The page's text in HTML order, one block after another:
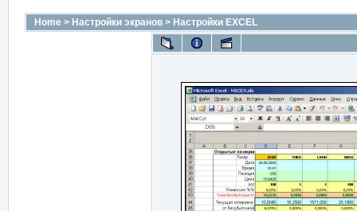
Home > Настройки экранов > Настройки EXCEL